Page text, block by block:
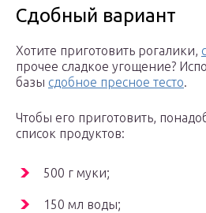
Сдобный вариант
Хотите приготовить рогалики,
прочее сладкое угощение?
базы сдобное пресное тесто.
Чтобы его приготовить,
список продуктов:
500 г муки;
150 мл воды;